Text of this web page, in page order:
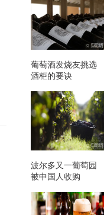
葡萄酒发烧友挑选
酒柜的要诀
波尔多又一葡萄园
被中国人收购